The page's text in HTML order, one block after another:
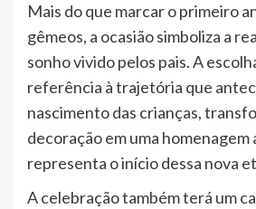
Mais do que marcar o primeiro
gêmeos, a ocasião simboliza a
sonho vivido pelos pais. A
referência à trajetória que
nascimento das crianças,
decoração em uma homenagem
representa o início dessa nova
A celebração também terá um